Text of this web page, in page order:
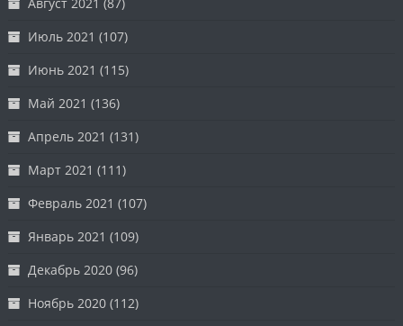
Июль 2021 (107)
Июнь 2021 (115)
Май 2021 (136)
Апрель 2021 (131)
Март 2021 (111)
Февраль 2021 (107)
Январь 2021 (109)
Декабрь 2020 (96)
Ноябрь 2020 (112)